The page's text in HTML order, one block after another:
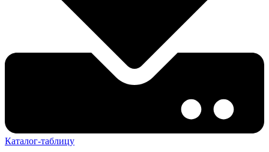
Каталог-таблицу